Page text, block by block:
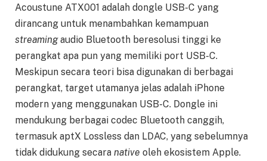
Acoustune ATX001 adalah dongle USB-C yang
dirancang untuk menambahkan kemampuan
streamingaudio Bluetooth beresolusi tinggi ke
perangkat apa pun yang memiliki port USB-C.
Meskipun secara teori bisa digunakan di berbagai
perangkat, target utamanya jelas adalah iPhone
modern yang menggunakan USB-C. Dongle ini
mendukung berbagai codec Bluetooth canggih,
termasuk aptX Lossless dan LDAC, yang sebelumnya
tidak didukung secara native oleh ekosistem Apple.